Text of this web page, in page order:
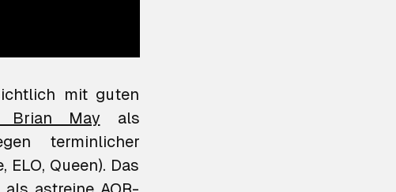
mit guten
May als
terminlicher
Queen). Das